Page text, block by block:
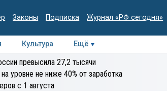
Законы Подписка Журнал «РФ сегодня»
Культура Ещё
Колумнисты
превысила 27,2 тысячи
уровне не ниже 40% от заработка
с 1 августа